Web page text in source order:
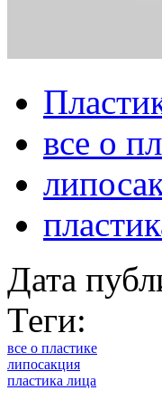
все о
Дата
Теги:
все о пластике
липосакция
пластика лица